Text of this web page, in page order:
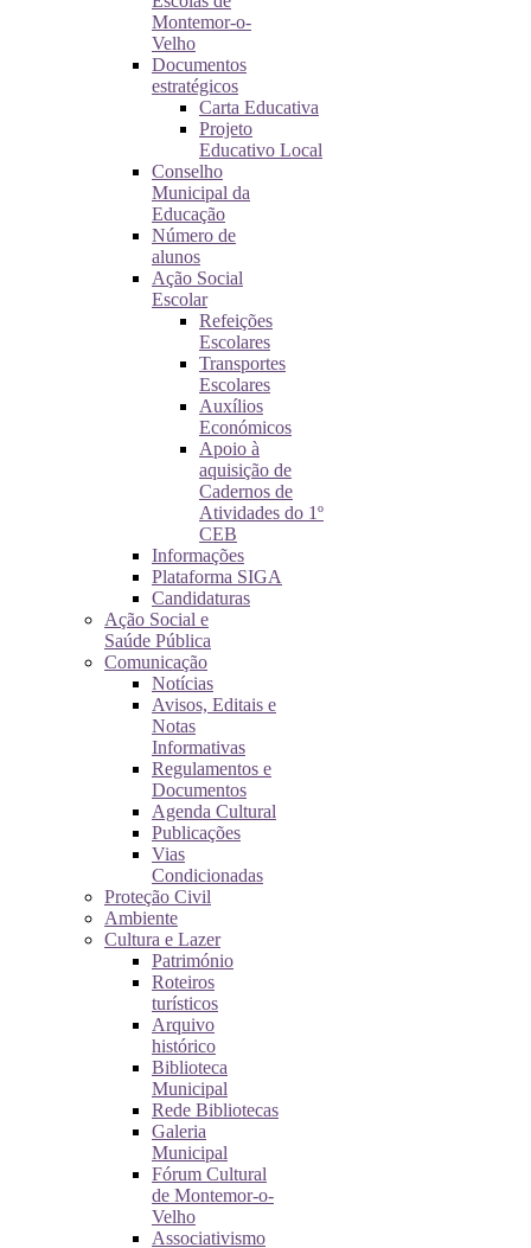
Montemor-o-
Velho
Documentos
estratégicos
Carta Educativa
Projeto
Educativo Local
Conselho
Municipal da
Educação
Número de
alunos
Ação Social
Escolar
Refeições
Escolares
Transportes
Escolares
Auxílios
Económicos
Apoio à
aquisição de
Cadernos de
Atividades do 1º
CEB
Informações
Plataforma SIGA
Candidaturas
Ação Social e
Saúde Pública
Comunicação
Notícias
Avisos, Editais e
Notas
Informativas
Regulamentos e
Documentos
Agenda Cultural
Publicações
Vias
Condicionadas
Proteção Civil
Ambiente
Cultura e Lazer
Património
Roteiros
turísticos
Arquivo
histórico
Biblioteca
Municipal
Rede Bibliotecas
Galeria
Municipal
Fórum Cultural
de Montemor-o-
Velho
Associativismo